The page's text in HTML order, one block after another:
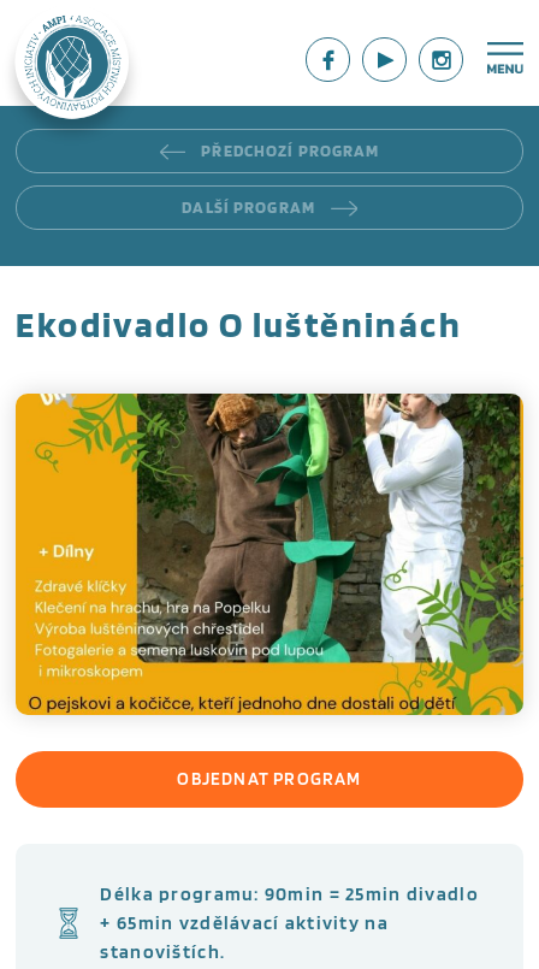
PŘEDCHOZÍ PROGRAM
DALŠÍ PROGRAM
Ekodivadlo O luštěninách
OBJEDNAT PROGRAM
Délka programu: 90min = 25min divadlo
+ 65min vzdělávací aktivity na
stanovištích.